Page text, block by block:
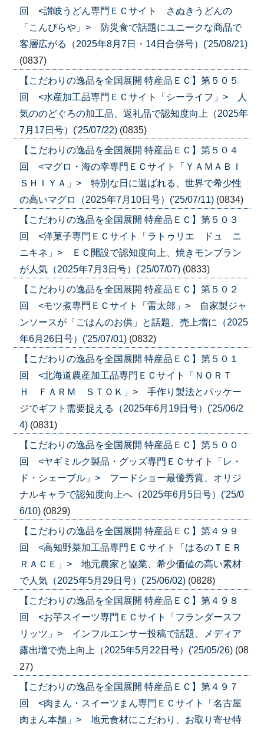
回 <讃岐うどん専門ＥＣサイト さぬきうどんの
「こんぴらや」> 防災食で話題にユニークな商品で
客層広がる（2025年8月7日・14日合併号）('25/08/21)
(0837)
【こだわりの逸品を全国展開 特産品ＥＣ】第５０５
回 <水産加工品専門ＥＣサイト「シーライフ」> 人
気ののどぐろの加工品、返礼品で認知度向上（2025年
7月17日号）('25/07/22) (0835)
【こだわりの逸品を全国展開 特産品ＥＣ】第５０４
回 <マグロ・海の幸専門ＥＣサイト「ＹＡＭＡＢＩ
ＳＨＩＹＡ」> 特別な日に選ばれる、世界で希少性
の高いマグロ（2025年7月10日号）('25/07/11) (0834)
【こだわりの逸品を全国展開 特産品ＥＣ】第５０３
回 <洋菓子専門ＥＣサイト「ラトゥリエ ドュ ニ
ニキネ」> ＥＣ開設で認知度向上、焼きモンブラン
が人気（2025年7月3日号）('25/07/07) (0833)
【こだわりの逸品を全国展開 特産品ＥＣ】第５０２
回 <モツ煮専門ＥＣサイト「雷太郎」> 自家製ジャ
ンソースが「ごはんのお供」と話題、売上増に（2025
年6月26日号）('25/07/01) (0832)
【こだわりの逸品を全国展開 特産品ＥＣ】第５０１
回 <北海道農産加工品専門ＥＣサイト「ＮＯＲＴ
Ｈ ＦＡＲＭ ＳＴＯＫ」> 手作り製法とパッケー
ジでギフト需要捉える（2025年6月19日号）('25/06/2
4) (0831)
【こだわりの逸品を全国展開 特産品ＥＣ】第５００
回 <ヤギミルク製品・グッズ専門ＥＣサイト「レ・
ド・シェーブル」> フードショー最優秀賞、オリジ
ナルキャラで認知度向上へ（2025年6月5日号）('25/0
6/10) (0829)
【こだわりの逸品を全国展開 特産品ＥＣ】第４９９
回 <高知野菜加工品専門ＥＣサイト「はるのＴＥＲ
ＲＡＣＥ」> 地元農家と協業、希少価値の高い素材
で人気（2025年5月29日号）('25/06/02) (0828)
【こだわりの逸品を全国展開 特産品ＥＣ】第４９８
回 <お芋スイーツ専門ＥＣサイト「フランダースフ
リッツ」> インフルエンサー投稿で話題、メディア
露出増で売上向上（2025年5月22日号）('25/05/26) (08
27)
【こだわりの逸品を全国展開 特産品ＥＣ】第４９７
回 <肉まん・スイーツまん専門ＥＣサイト「名古屋
肉まん本舗」> 地元食材にこだわり、お取り寄せ特